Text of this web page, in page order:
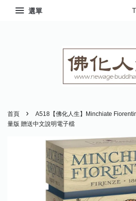
選單
首頁 ›
A518【佛化人生】Minchiate
量版 贈送中文說明電子檔